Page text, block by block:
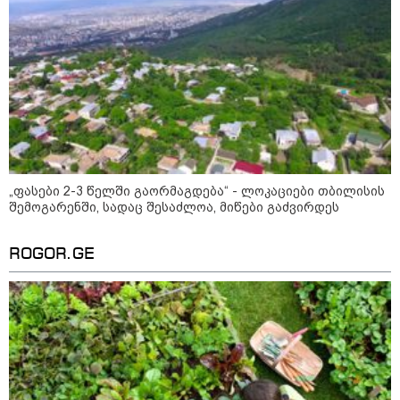
დადგომამდე
ფული ამ ზოდიაქოს ნიშნების
ხელში აღმოჩნდება: ვინ
გამდიდრდება?
როგორ ჩავიცვათ 40 წლის
შემდეგ: მილიონერების
მსოფლიო
„ფასები 2-3 წელში გაორმაგდება“ - ლოკაციები თბილისის
შემოგარენში, სადაც შესაძლოა, მიწები გაძვირდეს
ROGOR.GE